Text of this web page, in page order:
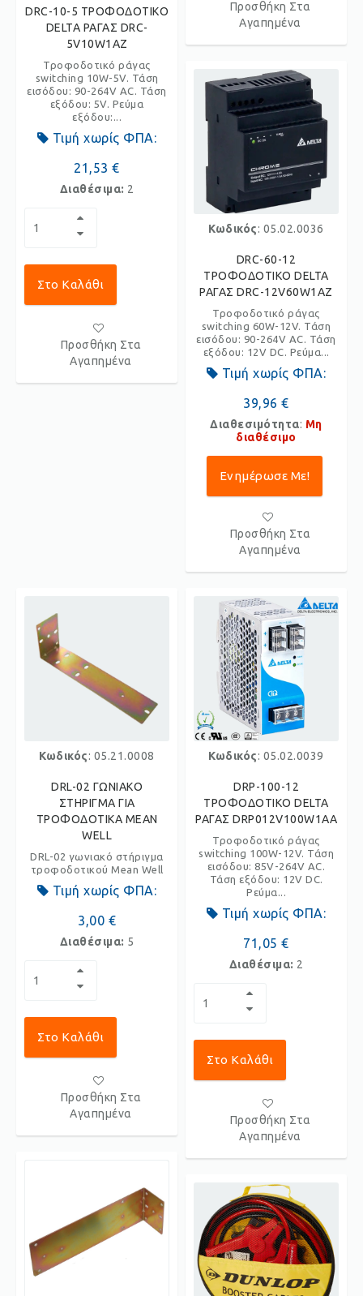
DRC-10-5 ΤΡΟΦΟΔΟΤΙΚΟ
DELTA ΡΑΓΑΣ DRC-
5V10W1AZ
Τροφοδοτικό ράγας
switching 10W-5V. Τάση
εισόδου: 90-264V AC. Τάση
εξόδου: 5V. Ρεύμα
εξόδου:...
Τιμή χωρίς ΦΠΑ:
21,53 €
Διαθέσιμα: 2
Στο Καλάθι
Προσθήκη Στα
Αγαπημένα
Προσθήκη Στα
Αγαπημένα
Κωδικός: 05.02.0036
DRC-60-12
ΤΡΟΦΟΔΟΤΙΚΟ DELTA
ΡΑΓΑΣ DRC-12V60W1AZ
Τροφοδοτικό ράγας
switching 60W-12V. Τάση
εισόδου: 90-264V AC. Τάση
εξόδου: 12V DC. Ρεύμα...
Τιμή χωρίς ΦΠΑ:
39,96 €
Διαθεσιμότητα: Μη
διαθέσιμο
Ενημέρωσε Με!
Προσθήκη Στα
Αγαπημένα
Κωδικός: 05.21.0008
DRL-02 ΓΩΝΙΑΚΟ
ΣΤΗΡΙΓΜΑ ΓΙΑ
ΤΡΟΦΟΔΟΤΙΚΑ MEAN
WELL
DRL-02 γωνιακό στήριγμα
τροφοδοτικού Mean Well
Τιμή χωρίς ΦΠΑ:
3,00 €
Διαθέσιμα: 5
Στο Καλάθι
Προσθήκη Στα
Αγαπημένα
Κωδικός: 05.02.0039
DRP-100-12
ΤΡΟΦΟΔΟΤΙΚΟ DELTA
ΡΑΓΑΣ DRP012V100W1AA
Τροφοδοτικό ράγας
switching 100W-12V. Τάση
εισόδου: 85V-264V AC.
Τάση εξόδου: 12V DC.
Ρεύμα...
Τιμή χωρίς ΦΠΑ:
71,05 €
Διαθέσιμα: 2
Στο Καλάθι
Προσθήκη Στα
Αγαπημένα